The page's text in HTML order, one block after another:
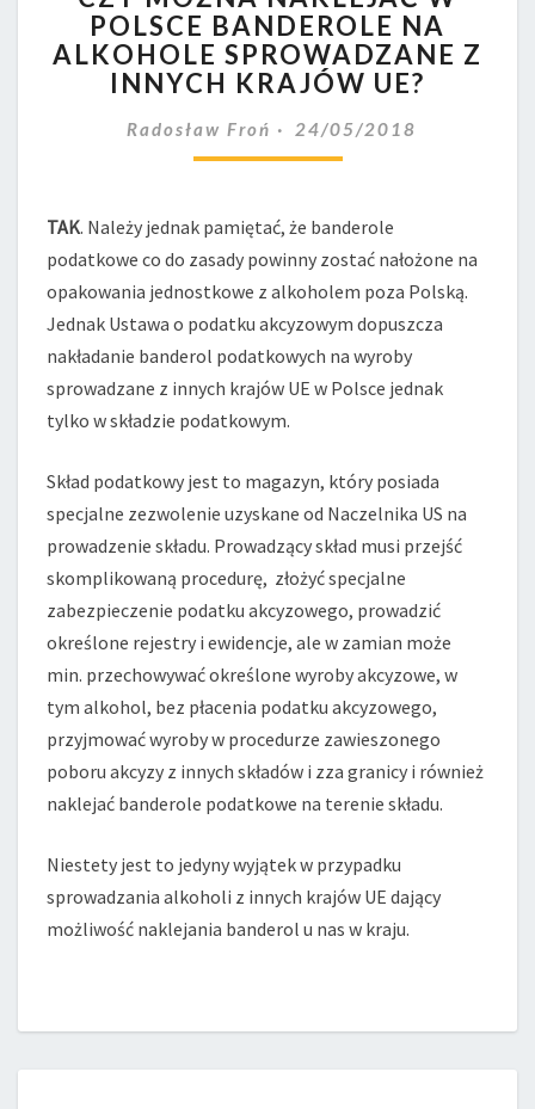
NAKLEJAĆ
W
POLSCE
NA
ALKOHOLE
INNYCH
KRAJÓW
UE?
POLSCE BANDEROLE NA
ALKOHOLE SPROWADZANE Z
INNYCH KRAJÓW UE?
Radosław Froń 24/05/2018
TAK. Należy jednak pamiętać, że banderole
podatkowe co do zasady powinny zostać nałożone na
opakowania jednostkowe z alkoholem poza Polską.
Jednak Ustawa o podatku akcyzowym dopuszcza
nakładanie banderol podatkowych na wyroby
sprowadzane z innych krajów UE w Polsce jednak
tylko w składzie podatkowym.
Skład podatkowy jest to magazyn, który posiada
specjalne zezwolenie uzyskane od Naczelnika US na
prowadzenie składu. Prowadzący skład musi przejść
skomplikowaną procedurę, złożyć specjalne
zabezpieczenie podatku akcyzowego, prowadzić
określone rejestry i ewidencje, ale w zamian może
min. przechowywać określone wyroby akcyzowe, w
tym alkohol, bez płacenia podatku akcyzowego,
przyjmować wyroby w procedurze zawieszonego
poboru akcyzy z innych składów i zza granicy i również
naklejać banderole podatkowe na terenie składu.
Niestety jest to jedyny wyjątek w przypadku
sprowadzania alkoholi z innych krajów UE dający
możliwość naklejania banderol u nas w kraju.